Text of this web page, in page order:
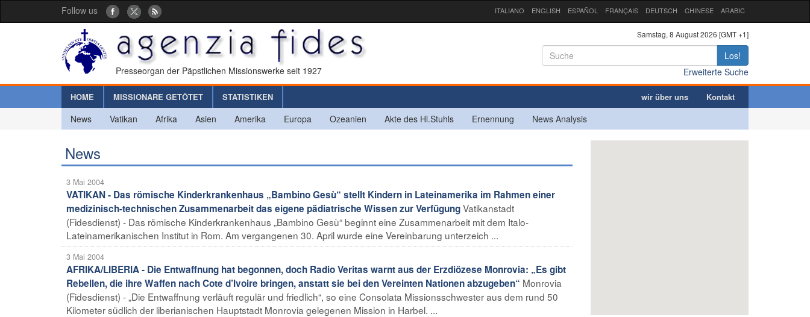
Follow us ITALIANO ENGLISH ESPAÑOL FRANÇAIS DEUTSCH CHINESE ARABIC
Presseorgan der Päpstlichen Missionswerke seit 1927
Samstag, 8 August 2026 [GMT +1]
Los!
Erweiterte Suche
HOME MISSIONARE GETÖTET STATISTIKEN wir über uns Kontakt
News Vatikan Afrika Asien Amerika Europa Ozeanien Akte des Hl.Stuhls Ernennung News Analysis
News
3 Mai 2004
VATIKAN - Das römische Kinderkrankenhaus „Bambino Gesù“ stellt Kindern in Lateinamerika im Rahmen einer
medizinisch-technischen Zusammenarbeit das eigene pädiatrische Wissen zur VerfügungVatikanstadt
(Fidesdienst) - Das römische Kinderkrankenhaus „Bambino Gesù“ beginnt eine Zusammenarbeit mit dem Italo-
Lateinamerikanischen Institut in Rom. Am vergangenen 30. April wurde eine Vereinbarung unterzeich ...
3 Mai 2004
AFRIKA/LIBERIA - Die Entwaffnung hat begonnen, doch Radio Veritas warnt aus der Erzdiözese Monrovia: „Es gibt
Rebellen, die ihre Waffen nach Cote d’Ivoire bringen, anstatt sie bei den Vereinten Nationen abzugeben“ Monrovia
(Fidesdienst) - „Die Entwaffnung verläuft regulär und friedlich“, so eine Consolata Missionsschwester aus dem rund 50
Kilometer südlich der liberianischen Hauptstadt Monrovia gelegenen Mission in Harbel. ...